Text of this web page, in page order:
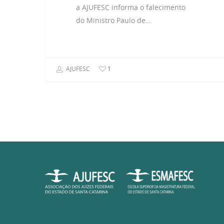
a AJUFESC informa o falecimento
do Ministro Paulo de…
AJUFESC 1